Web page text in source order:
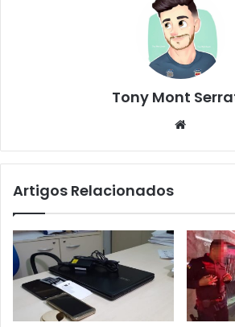
Tony Mont
te
Artigos Relacionados